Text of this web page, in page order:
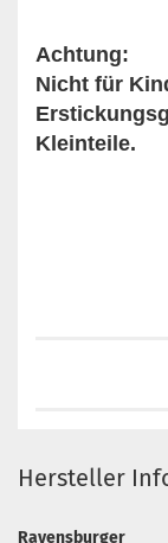
Achtung:
Nicht für
Kleinteile.
Hersteller
Ravensburger